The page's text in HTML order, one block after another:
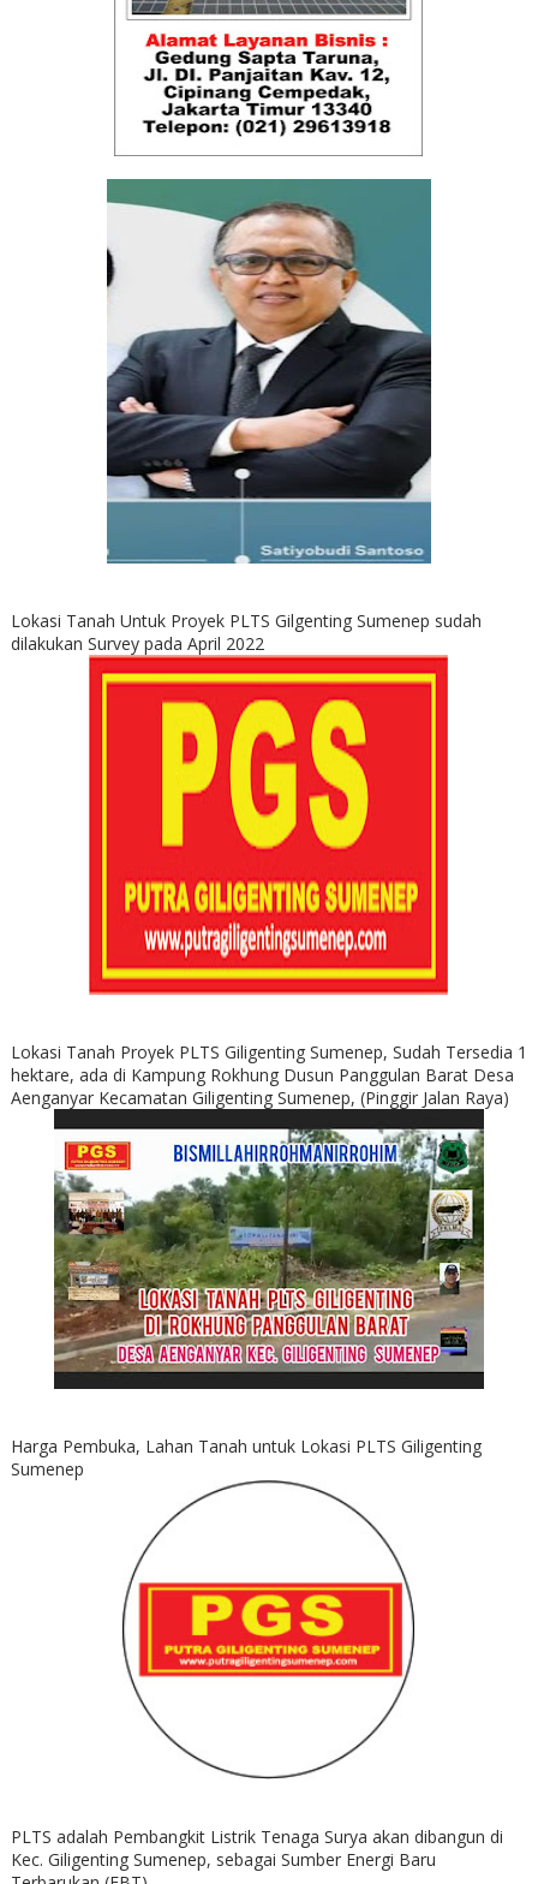
Lokasi Tanah Untuk Proyek PLTS Gilgenting Sumenep sudah
dilakukan Survey pada April 2022
Lokasi Tanah Proyek PLTS Giligenting Sumenep, Sudah Tersedia 1
hektare, ada di Kampung Rokhung Dusun Panggulan Barat Desa
Aenganyar Kecamatan Giligenting Sumenep, (Pinggir Jalan Raya)
Harga Pembuka, Lahan Tanah untuk Lokasi PLTS Giligenting
Sumenep
PLTS adalah Pembangkit Listrik Tenaga Surya akan dibangun di
Kec. Giligenting Sumenep, sebagai Sumber Energi Baru